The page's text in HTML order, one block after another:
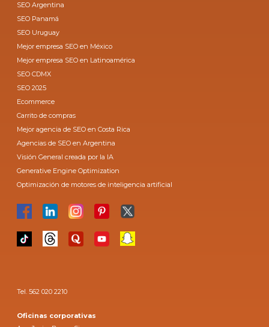
SEO Argentina
SEO Panamá
SEO Uruguay
Mejor empresa SEO en México
Mejor empresa SEO en Latinoamérica
SEO CDMX
SEO 2025
Ecommerce
Carrito de compras
Mejor agencia de SEO en Costa Rica
Agencias de SEO en Argentina
Visión General creada por la IA
Generative Engine Optimization
Optimización de motores de inteligencia artificial
Tel. 562 020 2210
Oficinas corporativas